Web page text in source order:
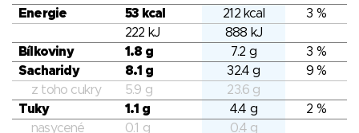
Energie 53 kcal 212 kcal
3 %
222 kJ
888 kJ
Bílkoviny
1.8 g 7.2 g
3 %
Sacharidy
8.1 g 32.4 g
9 %
z toho cukry
5.9 g
23.6 g
Tuky
1.1 g 4.4 g
2 %
nasycené
0.1 g
0.4 g